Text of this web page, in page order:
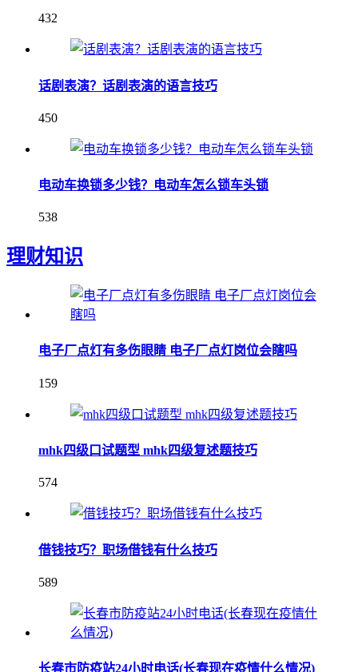
432
话剧表演？话剧表演的语言技巧
450
电动车换锁多少钱？电动车怎么锁车头锁
538
理财知识
电子厂点灯有多伤眼睛 电子厂点灯岗位会瞎吗
159
mhk四级口试题型 mhk四级复述题技巧
574
借钱技巧？职场借钱有什么技巧
589
长春市防疫站24小时电话(长春现在疫情什么情况)